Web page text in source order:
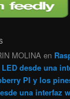
MOLINA en
desde una
PI y los
una interfaz